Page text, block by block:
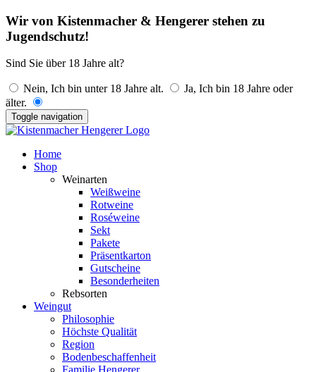
Wir von Kistenmacher & Hengerer stehen zu
Jugendschutz!
Sind Sie über 18 Jahre alt?
Nein, Ich bin unter 18 Jahre alt.
Ja, Ich bin 18 Jahre oder
älter.
Toggle navigation
Home
Shop
Weinarten
Weißweine
Rotweine
Roséweine
Sekt
Pakete
Präsentkarton
Gutscheine
Besonderheiten
Rebsorten
Weingut
Philosophie
Höchste Qualität
Region
Bodenbeschaffenheit